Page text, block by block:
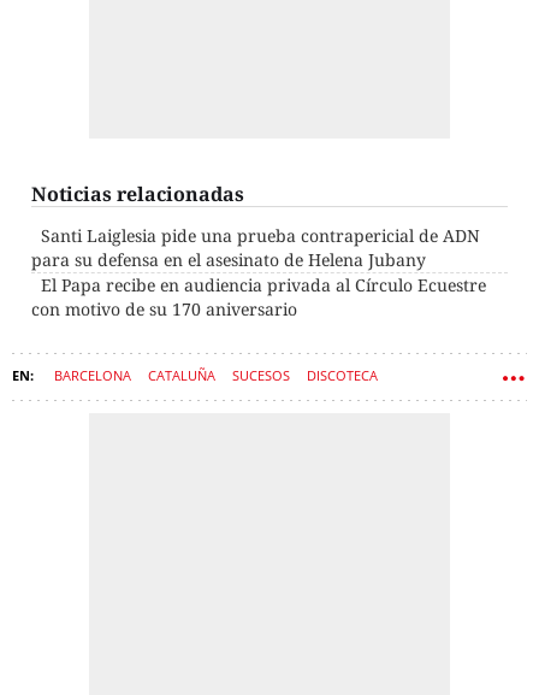
Noticias relacionadas
Santi Laiglesia pide una prueba contrapericial de ADN
para su defensa en el asesinato de Helena Jubany
El Papa recibe en audiencia privada al Círculo Ecuestre
con motivo de su 170 aniversario
BARCELONA CATALUÑA SUCESOS DISCOTECA